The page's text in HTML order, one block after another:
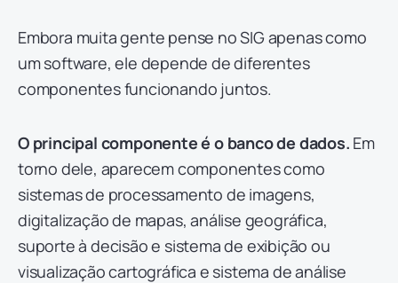
Embora muita gente pense no SIG apenas como
um software, ele depende de diferentes
componentes funcionando juntos.
O principal componente é o banco de dados. Em
torno dele, aparecem componentes como
sistemas de processamento de imagens,
digitalização de mapas, análise geográfica,
suporte à decisão e sistema de exibição ou
visualização cartográfica e sistema de análise